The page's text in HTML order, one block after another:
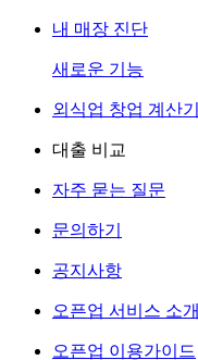
내 매장 진단
새로운 기능
외식업 창업 계산기
대출 비교
자주 묻는 질문
문의하기
공지사항
오픈업 서비스 소개
오픈업 이용가이드